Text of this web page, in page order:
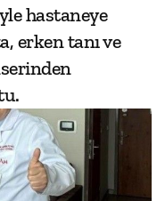
hastaneye
erken tanı ve